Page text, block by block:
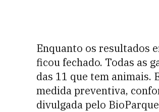
Enquanto os resultados
ficou fechado. Todas as
das 11 que tem animais.
medida preventiva,
divulgada pelo